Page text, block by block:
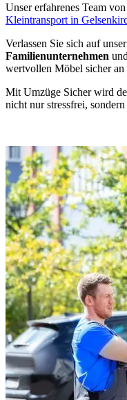
Unser erfahrenes Team von
Kleintransport in
Verlassen Sie sich auf unser
Familienunternehmen
wertvollen Möbel sicher
Mit Umzüge Sicher wird
nicht nur stressfrei,